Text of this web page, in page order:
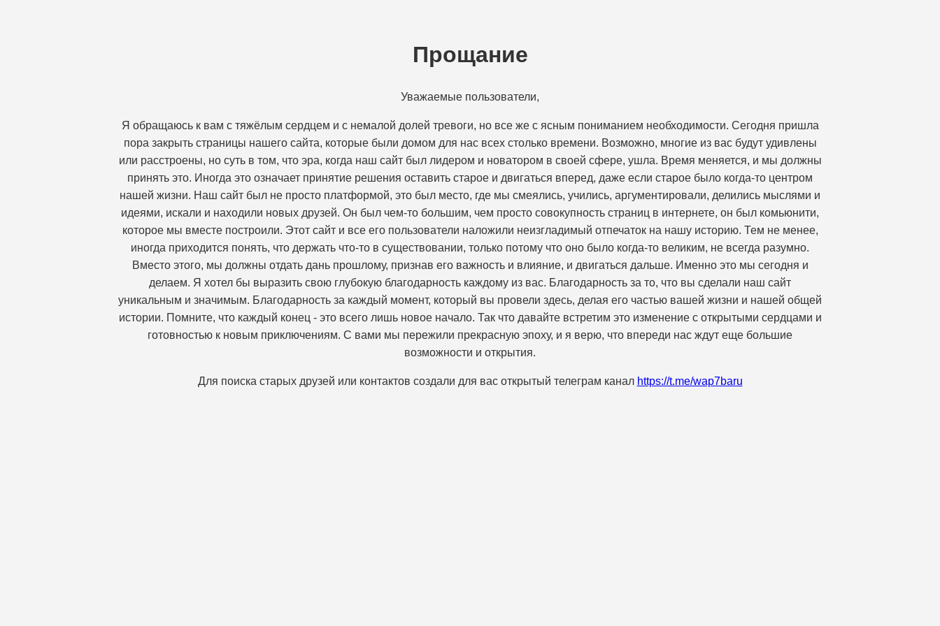
Прощание
Уважаемые пользователи,
Я обращаюсь к вам с тяжёлым сердцем и с немалой долей тревоги, но все же с ясным пониманием необходимости. Сегодня пришла
пора закрыть страницы нашего сайта, которые были домом для нас всех столько времени. Возможно, многие из вас будут удивлены
или расстроены, но суть в том, что эра, когда наш сайт был лидером и новатором в своей сфере, ушла. Время меняется, и мы должны
принять это. Иногда это означает принятие решения оставить старое и двигаться вперед, даже если старое было когда-то центром
нашей жизни. Наш сайт был не просто платформой, это был место, где мы смеялись, учились, аргументировали, делились мыслями и
идеями, искали и находили новых друзей. Он был чем-то большим, чем просто совокупность страниц в интернете, он был комьюнити,
которое мы вместе построили. Этот сайт и все его пользователи наложили неизгладимый отпечаток на нашу историю. Тем не менее,
иногда приходится понять, что держать что-то в существовании, только потому что оно было когда-то великим, не всегда разумно.
Вместо этого, мы должны отдать дань прошлому, признав его важность и влияние, и двигаться дальше. Именно это мы сегодня и
делаем. Я хотел бы выразить свою глубокую благодарность каждому из вас. Благодарность за то, что вы сделали наш сайт
уникальным и значимым. Благодарность за каждый момент, который вы провели здесь, делая его частью вашей жизни и нашей общей
истории. Помните, что каждый конец - это всего лишь новое начало. Так что давайте встретим это изменение с открытыми сердцами и
готовностью к новым приключениям. С вами мы пережили прекрасную эпоху, и я верю, что впереди нас ждут еще большие
возможности и открытия.
Для поиска старых друзей или контактов создали для вас открытый телеграм канал https://t.me/wap7baru